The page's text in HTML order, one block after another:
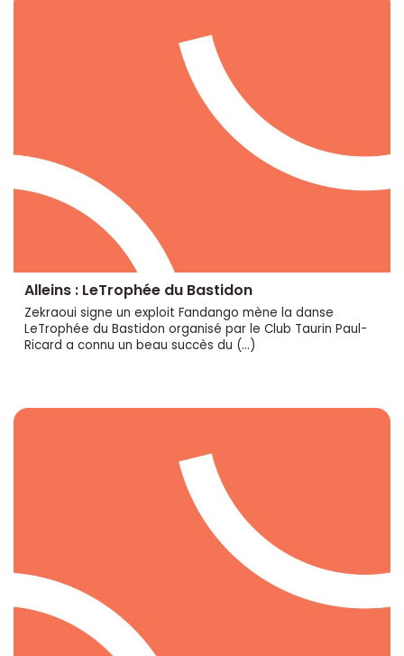
Alleins : LeTrophée du Bastidon
Zekraoui signe un exploit Fandango mène la danse
LeTrophée du Bastidon organisé par le Club Taurin Paul-
Ricard a connu un beau succès du (…)